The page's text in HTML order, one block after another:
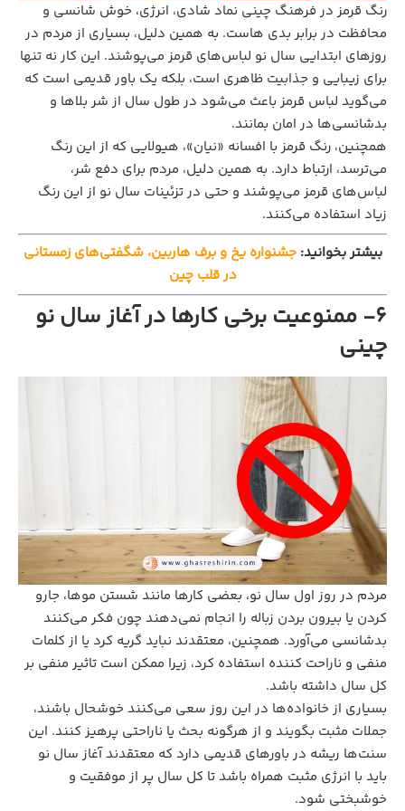
رنگ قرمز در فرهنگ چینی نماد شادی، انرژی، خوش شانسی و
محافظت در برابر بدی هاست. به همین دلیل، بسیاری از مردم در
روزهای ابتدایی سال نو لباس‌های قرمز می‌پوشند. این کار نه تنها
برای زیبایی و جذابیت ظاهری است، بلکه یک باور قدیمی است که
می‌گوید لباس قرمز باعث می‌شود در طول سال از شر بلاها و
بدشانسی‌ها در امان بمانند.
همچنین، رنگ قرمز با افسانه «نیان»، هیولایی که از این رنگ
می‌ترسد، ارتباط دارد. به همین دلیل، مردم برای دفع شر،
لباس‌های قرمز می‌پوشند و حتی در تزئینات سال نو از این رنگ
زیاد استفاده می‌کنند.
بیشتر بخوانید:جشنواره یخ و برف هاربین، شگفتی‌های زمستانی
در قلب چین
6- ممنوعیت برخی کارها در آغاز سال نو
چینی
مردم در روز اول سال نو، بعضی کارها مانند شستن موها، جارو
کردن یا بیرون بردن زباله را انجام نمی‌دهند چون فکر می‌کنند
بدشانسی می‌آورد. همچنین، معتقدند نباید گریه کرد یا از کلمات
منفی و ناراحت کننده استفاده کرد، زیرا ممکن است تاثیر منفی بر
کل سال داشته باشد.
بسیاری از خانواده‌ها در این روز سعی می‌کنند خوشحال باشند،
جملات مثبت بگویند و از هرگونه بحث یا ناراحتی پرهیز کنند. این
سنت‌ها ریشه در باورهای قدیمی دارد که معتقدند آغاز سال نو
باید با انرژی مثبت همراه باشد تا کل سال پر از موفقیت و
خوشبختی شود.